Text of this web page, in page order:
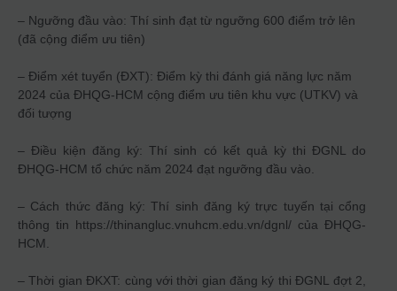
– Ngưỡng đầu vào: Thí sinh đạt từ ngưỡng 600 điểm trở lên
(đã cộng điểm ưu tiên)
– Điểm xét tuyển (ĐXT): Điểm kỳ thi đánh giá năng lực năm
2024 của ĐHQG-HCM cộng điểm ưu tiên khu vực (UTKV) và
đối tượng
– Điều kiện đăng ký: Thí sinh có kết quả kỳ thi ĐGNL do
ĐHQG-HCM tổ chức năm 2024 đạt ngưỡng đầu vào.
– Cách thức đăng ký: Thí sinh đăng ký trực tuyến tại cổng
thông tin https://thinangluc.vnuhcm.edu.vn/dgnl/ của ĐHQG-
HCM.
– Thời gian ĐKXT: cùng với thời gian đăng ký thi ĐGNL đợt 2,